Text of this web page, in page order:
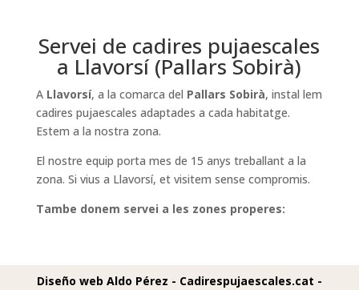
Servei de cadires pujaescales
a Llavorsí (Pallars Sobirà)
A Llavorsí, a la comarca del Pallars Sobirà, instal lem
cadires pujaescales adaptades a cada habitatge.
Estem a la nostra zona.
El nostre equip porta mes de 15 anys treballant a la
zona. Si vius a Llavorsí, et visitem sense compromis.
Tambe donem servei a les zones properes:
Diseño web Aldo Pérez - Cadirespujaescales.cat -